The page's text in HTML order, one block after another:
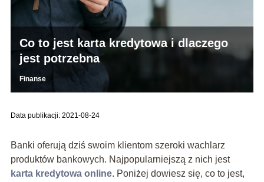
Co to jest karta kredytowa i dlaczego
jest potrzebna
Finanse
Data publikacji: 2021-08-24
Banki oferują dziś swoim klientom szeroki wachlarz
produktów bankowych. Najpopularniejszą z nich jest
karta kredytowa online. Poniżej dowiesz się, co to jest,